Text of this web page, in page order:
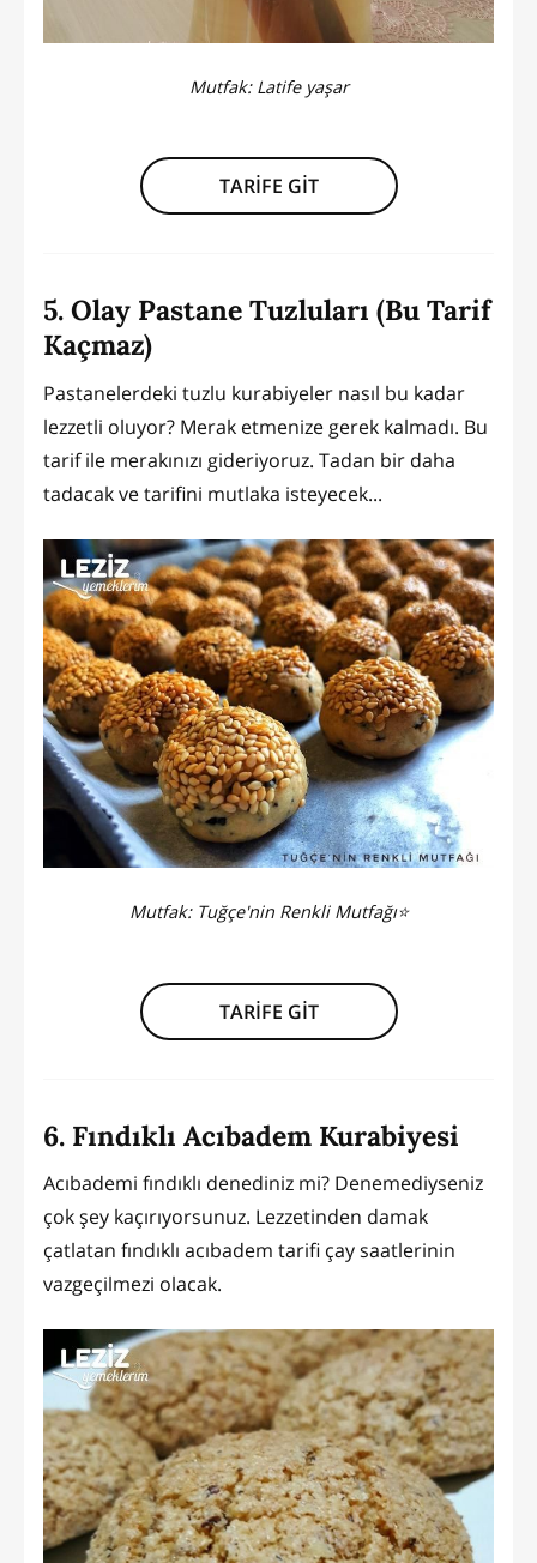
Mutfak: Latife yaşar
TARİFE GİT
5. Olay Pastane Tuzluları (Bu Tarif
Kaçmaz)
Pastanelerdeki tuzlu kurabiyeler nasıl bu kadar
lezzetli oluyor? Merak etmenize gerek kalmadı. Bu
tarif ile merakınızı gideriyoruz. Tadan bir daha
tadacak ve tarifini mutlaka isteyecek...
Mutfak: Tuğçe'nin Renkli Mutfağı⭐️
TARİFE GİT
6. Fındıklı Acıbadem Kurabiyesi
Acıbademi fındıklı denediniz mi? Denemediyseniz
çok şey kaçırıyorsunuz. Lezzetinden damak
çatlatan fındıklı acıbadem tarifi çay saatlerinin
vazgeçilmezi olacak.